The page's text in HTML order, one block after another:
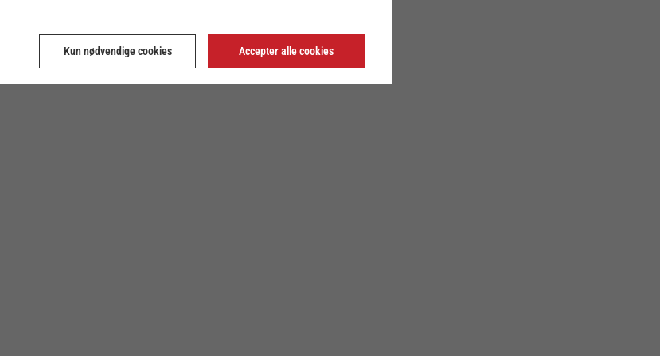
Kun nødvendige cookies Accepter alle cookies